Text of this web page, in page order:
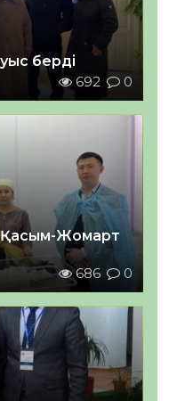
берді
692 0
Қасым-Жомарт
686 0